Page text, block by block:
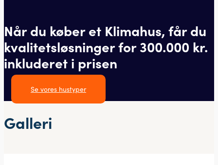
Når du køber et Klimahus, får du
kvalitetsløsninger for 300.000 kr.
inkluderet i prisen
Se vores hustyper
Galleri